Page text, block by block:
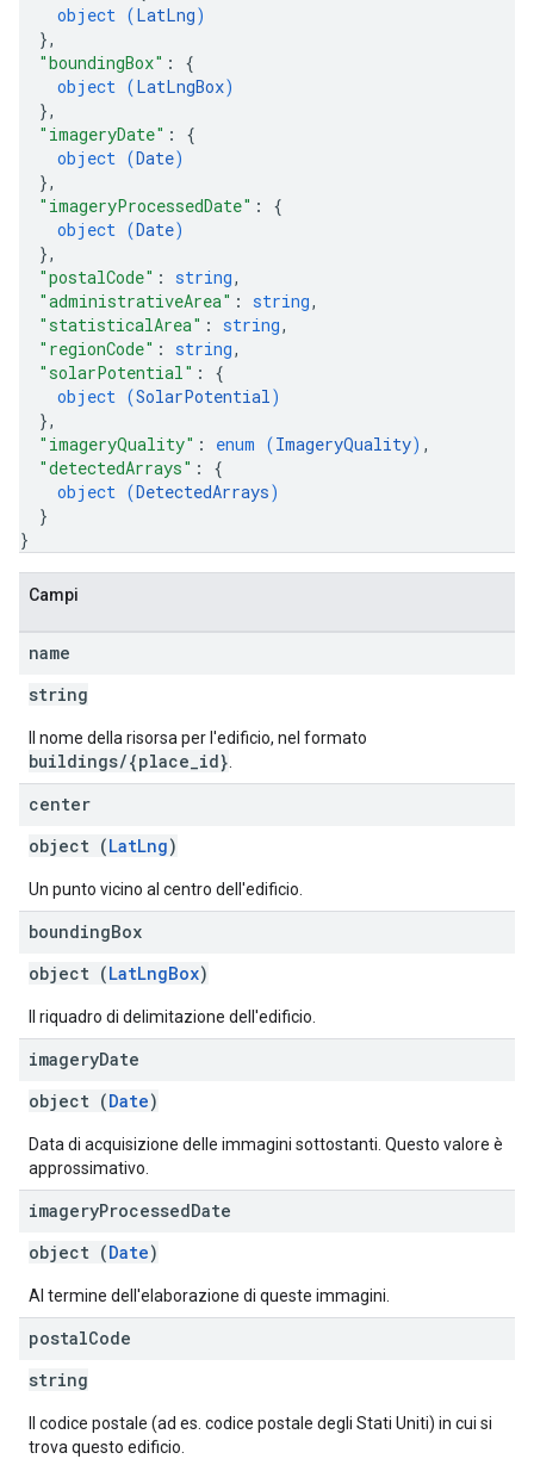
object (LatLng)
},
"boundingBox" : {
object (LatLngBox)
},
"imageryDate" : {
object (Date)
},
"imageryProcessedDate" : {
object (Date)
},
"postalCode" : string,
"administrativeArea" : string,
"statisticalArea" : string,
"regionCode" : string,
"solarPotential" : {
object (SolarPotential)
},
"imageryQuality" : enum (ImageryQuality) ,
"detectedArrays" : {
object (DetectedArrays)
}
}
Campi
name
string
Il nome della risorsa per l'edificio, nel formato
buildings/{place_id}
center
object (LatLng)
Un punto vicino al centro dell'edificio.
boundingBox
object (LatLngBox)
Il riquadro di delimitazione dell'edificio.
imageryDate
object (Date)
Data di acquisizione delle immagini sottostanti. Questo valore è
approssimativo.
imageryProcessedDate
object (Date)
Al termine dell'elaborazione di queste immagini.
postalCode
string
Il codice postale (ad es. codice postale degli Stati Uniti) in cui si
trova questo edificio.